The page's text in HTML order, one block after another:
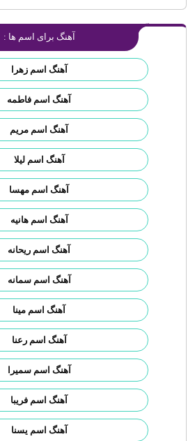
آهنگ برای اسم ها :
آهنگ اسم زهرا
آهنگ اسم فاطمه
آهنگ اسم مریم
آهنگ اسم لیلا
آهنگ اسم مهسا
آهنگ اسم هانیه
آهنگ اسم ریحانه
آهنگ اسم سمانه
آهنگ اسم مینا
آهنگ اسم رعنا
آهنگ اسم سمیرا
آهنگ اسم فریبا
آهنگ اسم یسنا